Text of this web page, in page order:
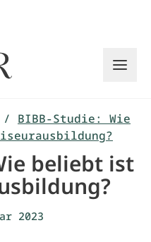
/ BIBB-Studie: Wie
beliebt ist
2023